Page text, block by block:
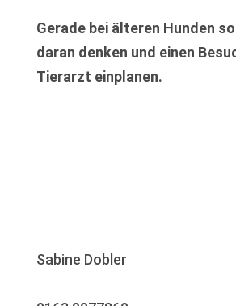
Gerade bei älteren Hunden
daran denken und einen
Tierarzt einplanen.
Sabine Dobler